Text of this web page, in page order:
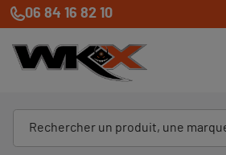
06 84 16 82 10